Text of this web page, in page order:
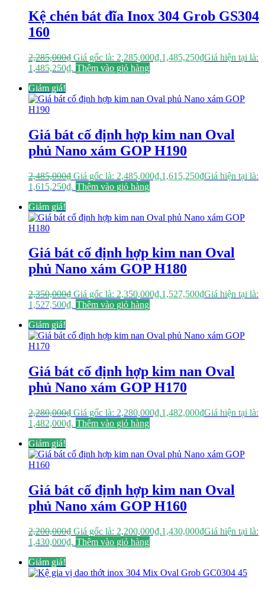
Kệ chén bát đĩa Inox 304 Grob GS304
160
2,285,000₫ Giá gốc là: 2,285,000₫.1,485,250₫Giá hiện tại là:
1,485,250₫. Thêm vào giỏ hàng
Giảm giá!
Giá bát cố định hợp kim nan Oval
phủ Nano xám GOP H190
2,485,000₫ Giá gốc là: 2,485,000₫.1,615,250₫Giá hiện tại là:
1,615,250₫. Thêm vào giỏ hàng
Giảm giá!
Giá bát cố định hợp kim nan Oval
phủ Nano xám GOP H180
2,350,000₫ Giá gốc là: 2,350,000₫.1,527,500₫Giá hiện tại là:
1,527,500₫. Thêm vào giỏ hàng
Giảm giá!
Giá bát cố định hợp kim nan Oval
phủ Nano xám GOP H170
2,280,000₫ Giá gốc là: 2,280,000₫.1,482,000₫Giá hiện tại là:
1,482,000₫. Thêm vào giỏ hàng
Giảm giá!
Giá bát cố định hợp kim nan Oval
phủ Nano xám GOP H160
2,200,000₫ Giá gốc là: 2,200,000₫.1,430,000₫Giá hiện tại là:
1,430,000₫. Thêm vào giỏ hàng
Giảm giá!